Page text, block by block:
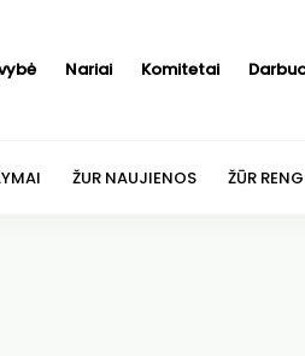
Nariai Komitetai
ŽUR NAUJIENOS ŽŪR